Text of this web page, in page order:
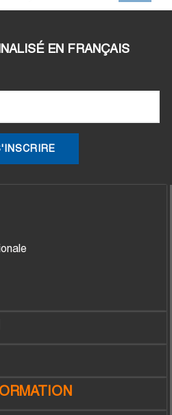
EN FRANÇAIS